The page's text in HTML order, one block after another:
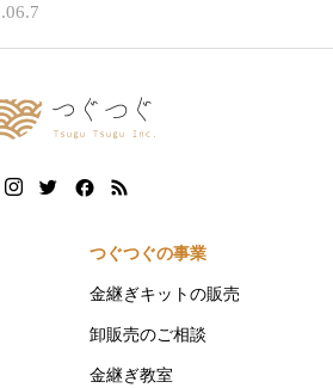
つぐつぐの事業
金継ぎキットの販売
卸販売のご相談
金継ぎ教室